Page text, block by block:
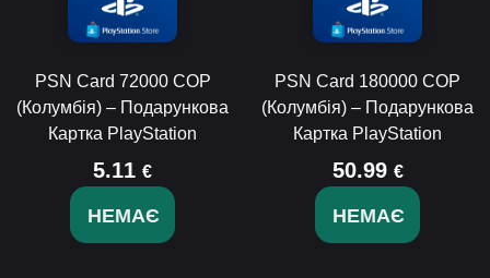
PSN Card 72000 COP
(Колумбія) – Подарункова
Картка PlayStation
5.11 €
НЕМАЄ
PSN Card 180000 COP
(Колумбія) – Подарункова
Картка PlayStation
50.99 €
НЕМАЄ